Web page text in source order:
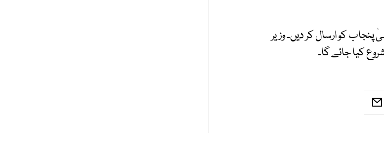
کو ارسال کر دیں۔ وزیر
کیا جائے گا۔